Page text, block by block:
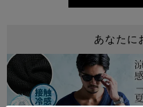
ポリエステル100%
モデル
あなたに